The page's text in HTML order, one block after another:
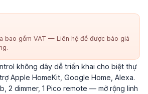
bao gồm VAT — Liên hệ để được báo giá
không dây dễ triển khai cho biệt thự
Apple HomeKit, Google Home, Alexa.
2 dimmer, 1 Pico remote — mở rộng linh